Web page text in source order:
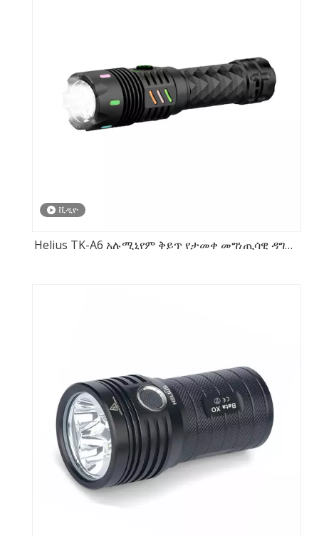
ቪዲዮ
Helius TK-A6 አሉሚኒየም ቅይጥ የታመቀ መግነጢሳዊ ዳግም-